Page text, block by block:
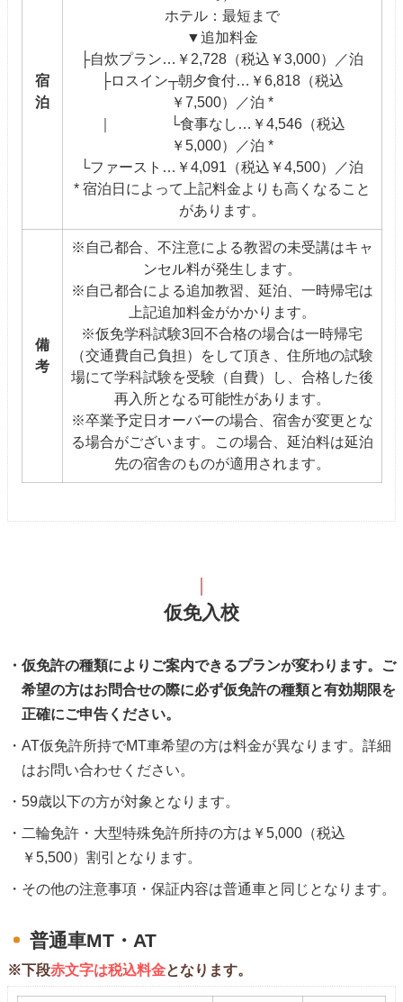
宿
泊
ホテル：最短まで
▼追加料金
├自炊プラン…￥2,728（税込￥3,000）／泊
├ロスイン┬朝夕食付…￥6,818（税込
￥7,500）／泊 *
｜ └食事なし…￥4,546（税込
￥5,000）／泊 *
└ファースト…￥4,091（税込￥4,500）／泊
* 宿泊日によって上記料金よりも高くなること
があります。
備
考
※自己都合、不注意による教習の未受講はキャ
ンセル料が発生します。
※自己都合による追加教習、延泊、一時帰宅は
上記追加料金がかかります。
※仮免学科試験3回不合格の場合は一時帰宅
（交通費自己負担）をして頂き、住所地の試験
場にて学科試験を受験（自費）し、合格した後
再入所となる可能性があります。
※卒業予定日オーバーの場合、宿舎が変更とな
る場合がございます。この場合、延泊料は延泊
先の宿舎のものが適用されます。
仮免入校
仮免許の種類によりご案内できるプランが変わります。ご
希望の方はお問合せの際に必ず仮免許の種類と有効期限を
正確にご申告ください。
AT仮免許所持でMT車希望の方は料金が異なります。詳細
はお問い合わせください。
59歳以下の方が対象となります。
二輪免許・大型特殊免許所持の方は￥5,000（税込
￥5,500）割引となります。
その他の注意事項・保証内容は普通車と同じとなります。
普通車MT・AT
※下段赤文字は税込料金となります。